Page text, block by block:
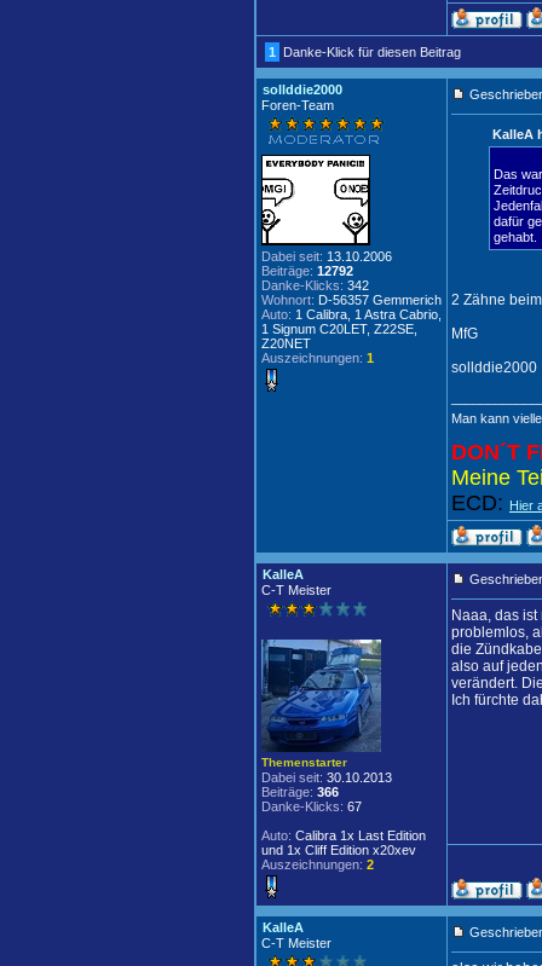
1 Danke-Klick für diesen Beitrag
sollddie2000
Foren-Team
Dabei seit: 13.10.2006
Beiträge: 12792
Danke-Klicks: 342
Wohnort: D-56357 Gemmerich
Auto: 1 Calibra, 1 Astra Cabrio,
1 Signum C20LET, Z22SE,
Z20NET
Auszeichnungen: 1
KalleA
Das
dafür
gehabt.
2 Zähne
MfG
sollddie2000
Man kann
DON´T
Meine
ECD: Hier
KalleA
C-T Meister
Themenstarter
Dabei seit: 30.10.2013
Beiträge: 366
Danke-Klicks: 67
Auto: Calibra 1x Last Edition
und 1x Cliff Edition x20xev
Auszeichnungen: 2
Naaa, das
problemlos,
die
also auf
verändert.
Ich fürchte
KalleA
C-T Meister